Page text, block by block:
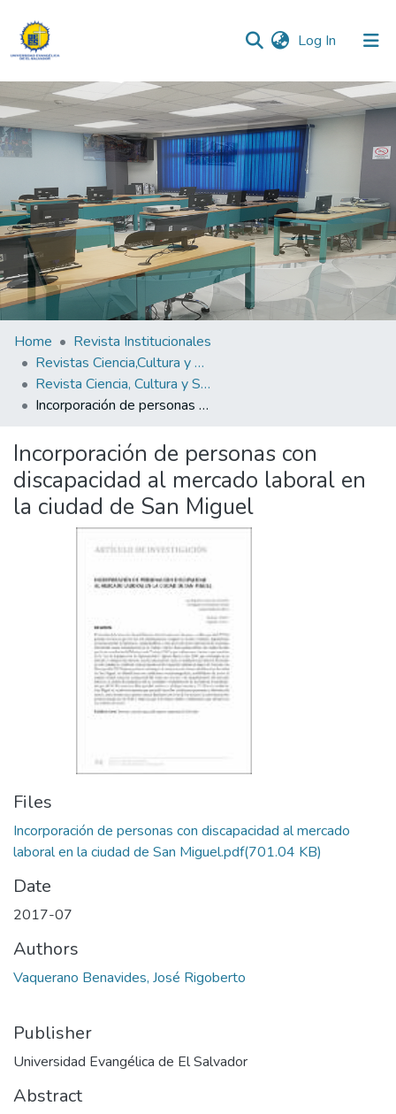
Log In (current)
Communities & Collections
All of DSpace
Home
Revista Institucionales
Revistas Ciencia,Cultura y Sociedad
Revista Ciencia, Cultura y Sociedad Vol.4 N°2
Incorporación de personas con discapacidad al mercado laboral en la ciudad de San Miguel
Incorporación de personas con
discapacidad al mercado laboral en
la ciudad de San Miguel
Files
Incorporación de personas con discapacidad al mercado
laboral en la ciudad de San Miguel.pdf(701.04 KB)
Date
2017-07
Authors
Vaquerano Benavides, José Rigoberto
Publisher
Universidad Evangélica de El Salvador
Abstract